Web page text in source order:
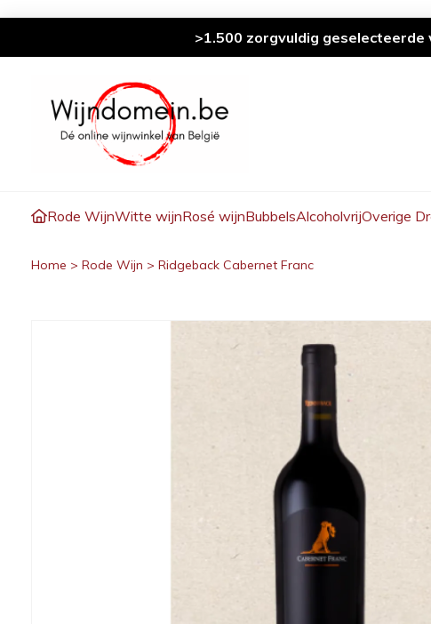
>1.500 zorgvuldig
Rode WijnWitte wijnRosé wijnBubbelsAlcoholvrijOverige
Home > Rode Wijn > Ridgeback Cabernet Franc